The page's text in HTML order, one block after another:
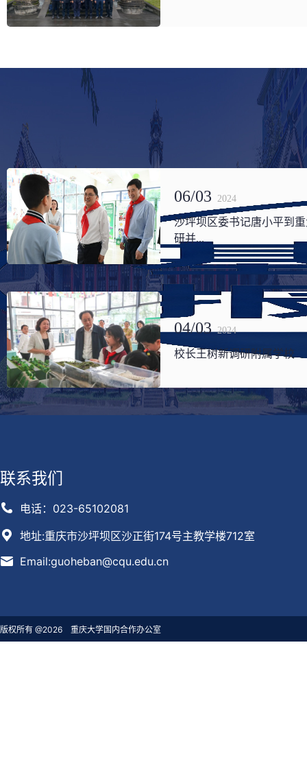
06/03 2024
沙坪坝区委书记唐小平到
研并...
04/03 2024
校长王树新调研附属学校
联系我们
电话：023-65102081
地址:重庆市沙坪坝区沙正街174号主教学楼712室
Email:guoheban@cqu.edu.cn
版权所有 @2026 重庆大学国内合作办公室